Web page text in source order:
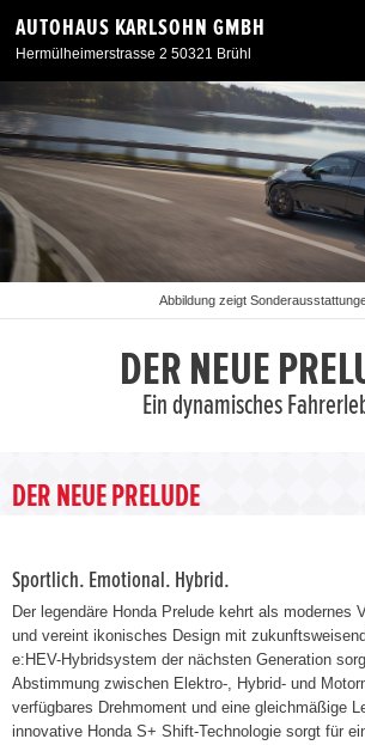
AUTOHAUS KARLSOHN GMBH
Hermülheimerstrasse 2 50321 Brühl
Neuwagen
Gebrauchtwagen
Angebote
Abbildung zeigt
DER NEUE
Ein dynamisches
DER NEUE PRELUDE
Sportlich. Emotional. Hybrid.
Der legendäre Honda Prelude kehrt als modernes
und vereint ikonisches Design mit
e:HEV-Hybridsystem der nächsten Generation
Abstimmung zwischen Elektro-, Hybrid- und
verfügbares Drehmoment und eine gleichmäßige
innovative Honda S+ Shift-Technologie sorgt für